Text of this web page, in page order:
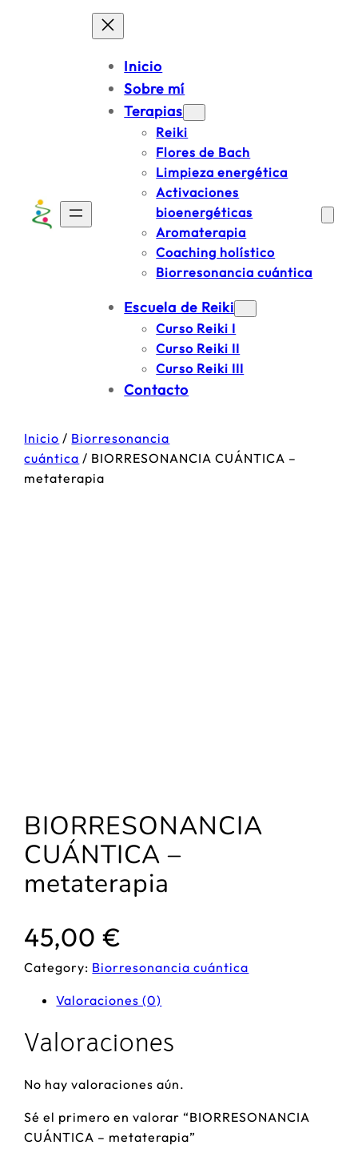
Inicio
Sobre mí
Terapias
Reiki
Flores de Bach
Limpieza energética
Activaciones
bioenergéticas
Aromaterapia
Coaching holístico
Biorresonancia cuántica
Escuela de Reiki
Curso Reiki I
Curso Reiki II
Curso Reiki III
Contacto
Inicio / Biorresonancia
cuántica / BIORRESONANCIA CUÁNTICA –
metaterapia
BIORRESONANCIA
CUÁNTICA –
metaterapia
45,00€
Category: Biorresonancia cuántica
Valoraciones (0)
Valoraciones
No hay valoraciones aún.
Sé el primero en valorar “BIORRESONANCIA
CUÁNTICA – metaterapia”